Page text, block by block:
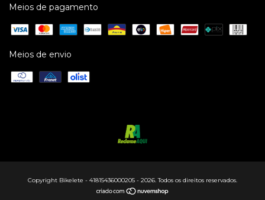
Meios de pagamento
Meios de envio
Copyright Bikelete - 41815436000205 - 2026. Todos os direitos reservados.